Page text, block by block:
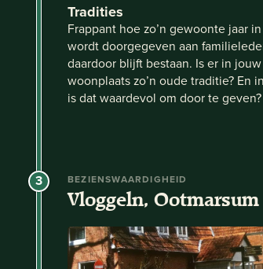
Tradities
Frappant hoe zo’n gewoonte jaar
wordt doorgegeven aan
daardoor blijft bestaan. Is er in
woonplaats zo’n oude traditie? En
is dat waardevol om door te geven?
3 BEZIENSWAARDIGHEID
Vloggeln, Ootmarsum